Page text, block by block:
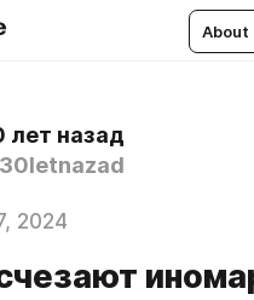
About
лет назад
2024